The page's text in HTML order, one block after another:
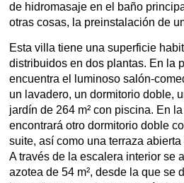
de hidromasaje en el baño
otras cosas, la preinstalación de
Esta villa tiene una superficie
distribuidos en dos plantas. En la
encuentra el luminoso salón-
un lavadero, un dormitorio doble,
jardín de 264 m² con piscina. En
encontrará otro dormitorio doble
suite, así como una terraza abierta
A través de la escalera interior se
azotea de 54 m², desde la que se